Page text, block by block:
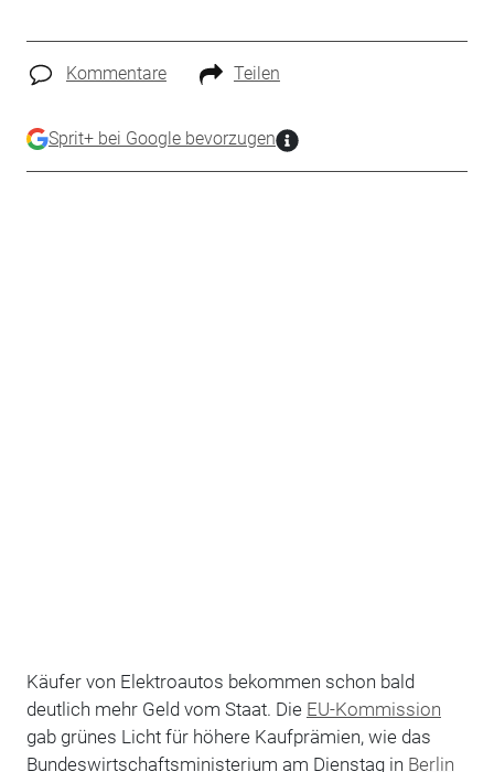
Kommentare Teilen
Sprit+ bei Google bevorzugen
Käufer von Elektroautos bekommen schon bald
deutlich mehr Geld vom Staat. Die EU-Kommission
gab grünes Licht für höhere Kaufprämien, wie das
Bundeswirtschaftsministerium am Dienstag in Berlin